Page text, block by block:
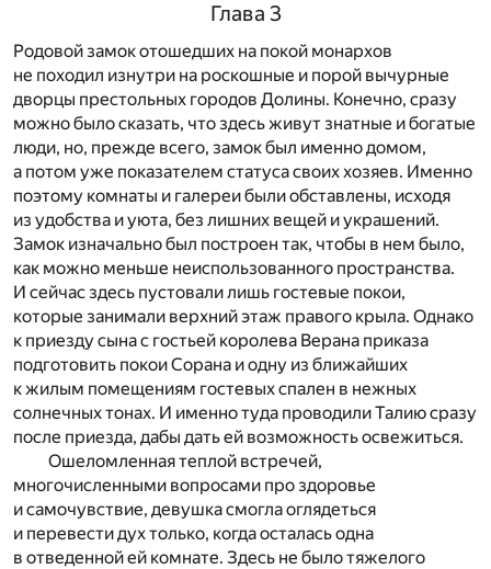
Глава 3
Родовой замок отошедших на покой монархов
не походил изнутри на роскошные и порой вычурные
дворцы престольных городов Долины. Конечно, сразу
можно было сказать, что здесь живут знатные и богатые
люди, но, прежде всего, замок был именно домом,
а потом уже показателем статуса своих хозяев. Именно
поэтому комнаты и галереи были обставлены, исходя
из удобства и уюта, без лишних вещей и украшений.
Замок изначально был построен так, чтобы в нем было,
как можно меньше неиспользованного пространства.
И сейчас здесь пустовали лишь гостевые покои,
которые занимали верхний этаж правого крыла. Однако
к приезду сына с гостьей королева Верана приказа
подготовить покои Сорана и одну из ближайших
к жилым помещениям гостевых спален в нежных
солнечных тонах. И именно туда проводили Талию сразу
после приезда, дабы дать ей возможность освежиться.
Ошеломленная теплой встречей,
многочисленными вопросами про здоровье
и самочувствие, девушка смогла оглядеться
и перевести дух только, когда осталась одна
в отведенной ей комнате. Здесь не было тяжелого